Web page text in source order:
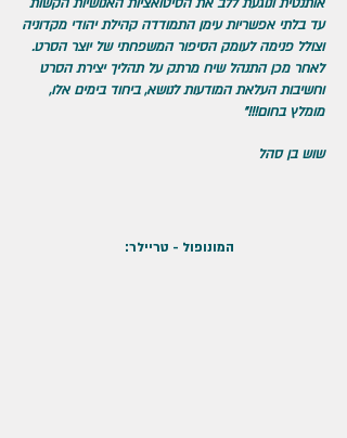
עד בלתי אפשריות עימן התמודדה קהילת יהודי מקדוניה
וצולל פנימה לעומק הסיפור המשפחתי של יוצר הסרט.
לאחר מכן התנהל שיח מרתק על תהליך יצירת הסרט
וחשיבות העלאת המודעות לנושא, ביחוד בימים אלו,
מומלץ בחום!!!"
שוש בן סהל
:המונופול - טריילר